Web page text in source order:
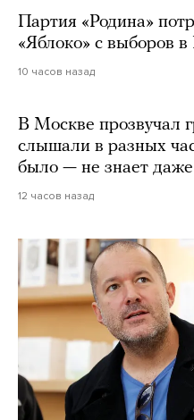
Партия «Родина»
«Яблоко» с выборов в
10 часов назад
В Москве прозвучал
слышали в разных
было — не знает
12 часов назад